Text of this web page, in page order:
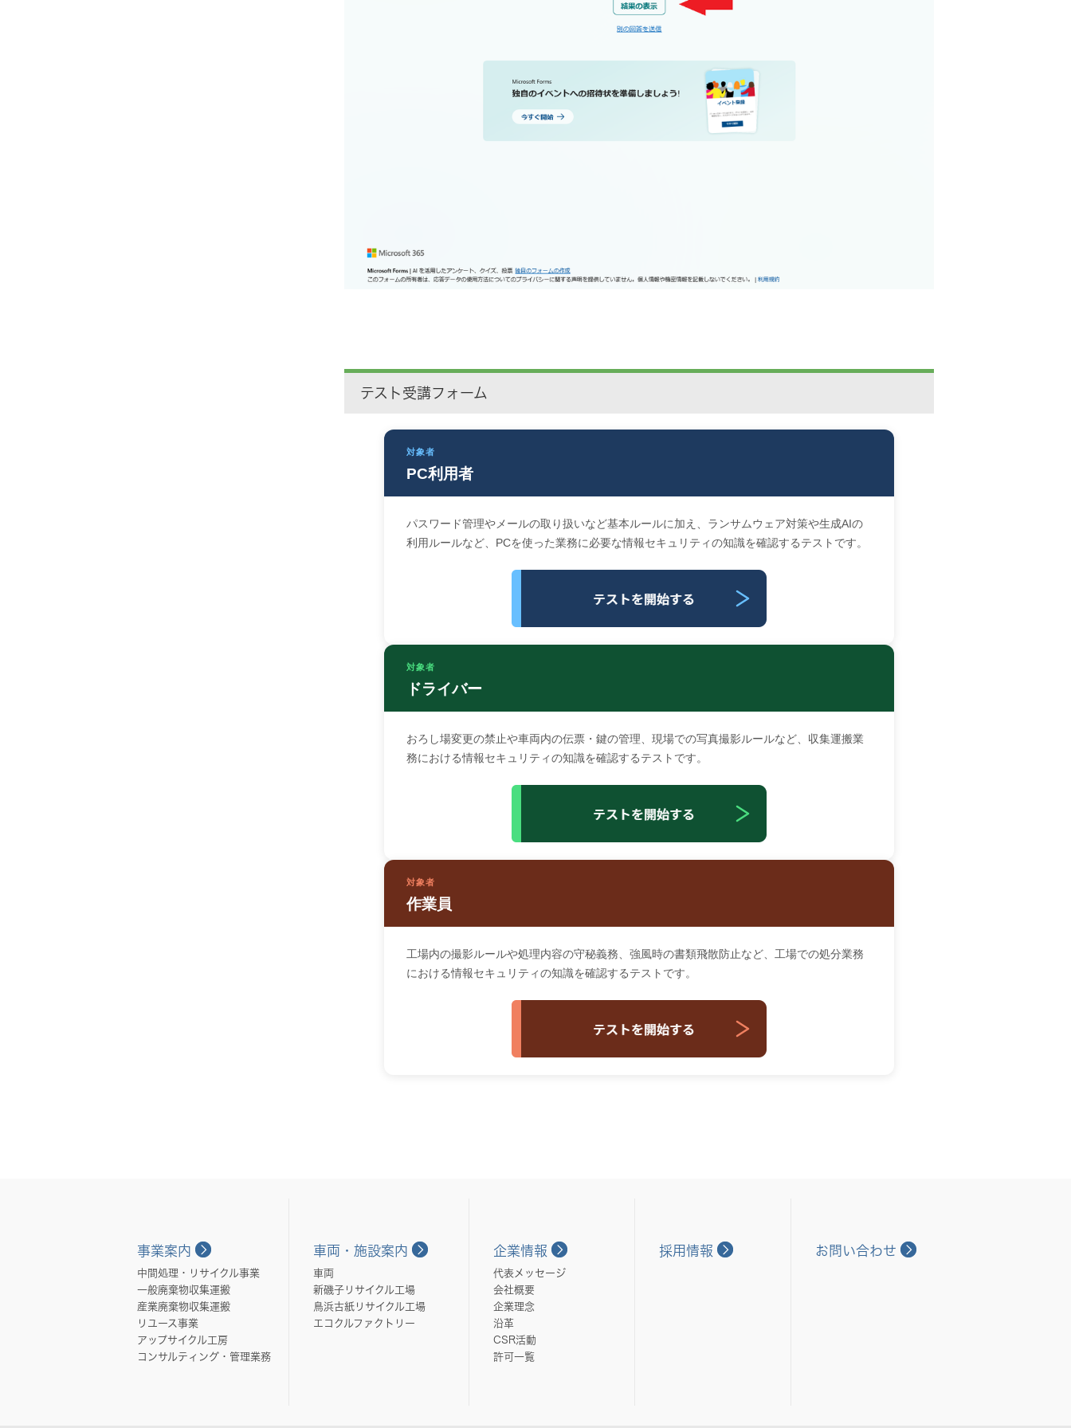
テスト受講フォーム
対象者
PC利用者
パスワード管理やメールの取り扱いなど基本ルールに加え、ランサムウェア対策や生成AIの
利用ルールなど、PCを使った業務に必要な情報セキュリティの知識を確認するテストです。
対象者
ドライバー
おろし場変更の禁止や車両内の伝票・鍵の管理、現場での写真撮影ルールなど、収集運搬業
務における情報セキュリティの知識を確認するテストです。
対象者
作業員
工場内の撮影ルールや処理内容の守秘義務、強風時の書類飛散防止など、工場での処分業務
における情報セキュリティの知識を確認するテストです。
事業案内
中間処理・リサイクル事業
一般廃棄物収集運搬
産業廃棄物収集運搬
リユース事業
アップサイクル工房
コンサルティング・管理業務
車両・施設案内
車両
新磯子リサイクル工場
鳥浜古紙リサイクル工場
エコクルファクトリー
企業情報
代表メッセージ
会社概要
企業理念
沿革
CSR活動
許可一覧
採用情報 お問い合わせ